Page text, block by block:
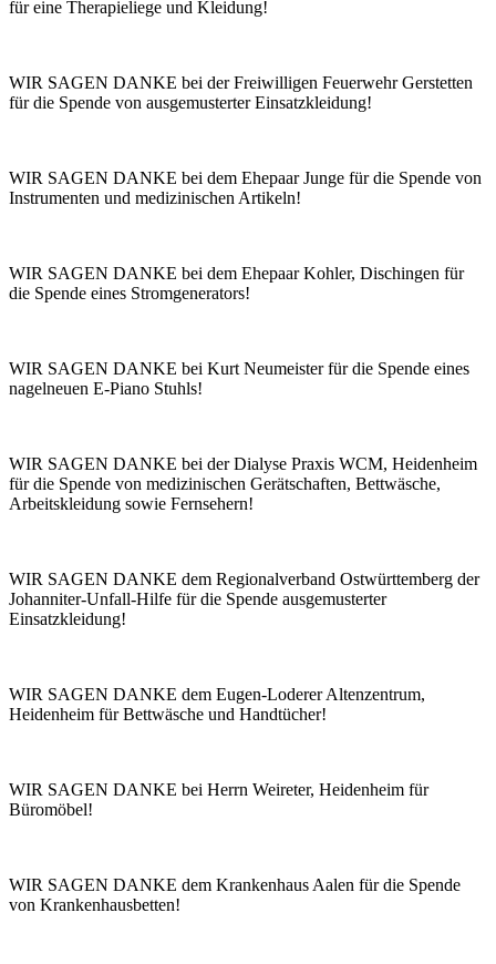
für eine Therapieliege und Kleidung!
WIR SAGEN DANKE bei der Freiwilligen Feuerwehr Gerstetten
für die Spende von ausgemusterter Einsatzkleidung!
WIR SAGEN DANKE bei dem Ehepaar Junge für die Spende von
Instrumenten und medizinischen Artikeln!
WIR SAGEN DANKE bei dem Ehepaar Kohler, Dischingen für
die Spende eines Stromgenerators!
WIR SAGEN DANKE bei Kurt Neumeister für die Spende eines
nagelneuen E-Piano Stuhls!
WIR SAGEN DANKE bei der Dialyse Praxis WCM, Heidenheim
für die Spende von medizinischen Gerätschaften, Bettwäsche,
Arbeitskleidung sowie Fernsehern!
WIR SAGEN DANKE dem Regionalverband Ostwürttemberg der
Johanniter-Unfall-Hilfe für die Spende ausgemusterter
Einsatzkleidung!
WIR SAGEN DANKE dem Eugen-Loderer Altenzentrum,
Heidenheim für Bettwäsche und Handtücher!
WIR SAGEN DANKE bei Herrn Weireter, Heidenheim für
Büromöbel!
WIR SAGEN DANKE dem Krankenhaus Aalen für die Spende
von Krankenhausbetten!